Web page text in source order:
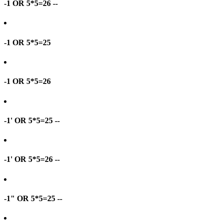
-1 OR 5*5=26 --
-1 OR 5*5=25
-1 OR 5*5=26
-1' OR 5*5=25 --
-1' OR 5*5=26 --
-1" OR 5*5=25 --